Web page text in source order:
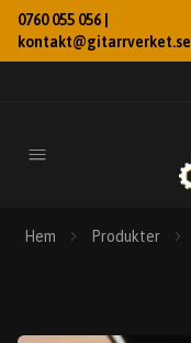
0760 055 056 |
kontakt@gitarrverket.se
Hem Produkter